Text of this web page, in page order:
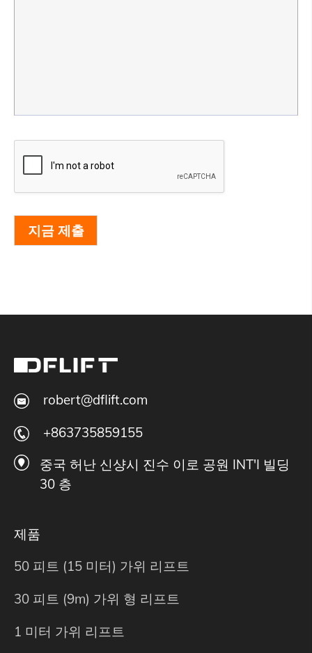
지금 제출
robert@dflift.com
+863735859155
중국 허난 신샹시 진수 이로 공원 INT'I 빌딩
30 층
제품
50 피트 (15 미터) 가위 리프트
30 피트 (9m) 가위 형 리프트
1 미터 가위 리프트